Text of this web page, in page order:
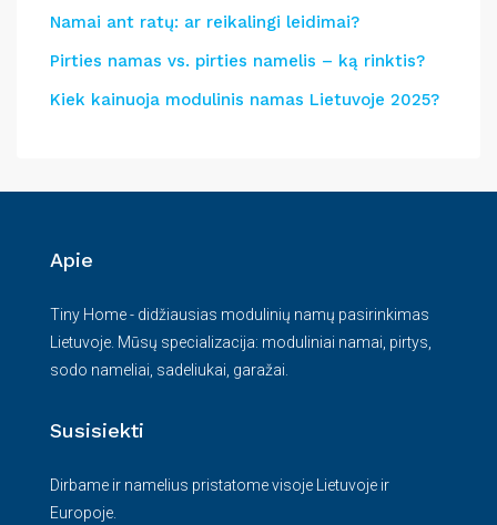
Namai ant ratų: ar reikalingi leidimai?
Pirties namas vs. pirties namelis – ką rinktis?
Kiek kainuoja modulinis namas Lietuvoje 2025?
Apie
Tiny Home - didžiausias modulinių namų pasirinkimas
Lietuvoje. Mūsų specializacija: moduliniai namai, pirtys,
sodo nameliai, sadeliukai, garažai.
Susisiekti
Dirbame ir namelius pristatome visoje Lietuvoje ir
Europoje.